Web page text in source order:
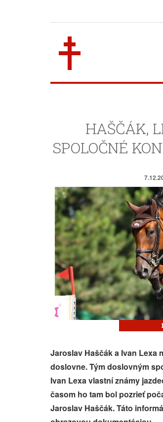
HAŠČÁK,
SPOLOČNÉ
Jaroslav Haščák a Ivan Lexa
doslovne. Tým doslovným
Ivan Lexa vlastní známy
časom ho tam bol pozrieť
Jaroslav Haščák. Táto